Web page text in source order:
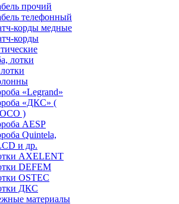
прочий
телефонный
корды медные
корды
«Legrand»
«ДКС» (
)
AESP
Quintela,
и др.
AXELENT
DEFEM
OSTEC
ДКС